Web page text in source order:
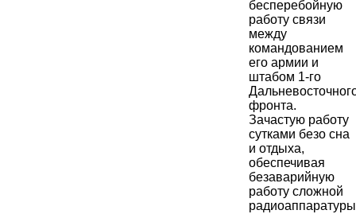
бесперебойную
работу связи
между
командованием
его армии и
штабом 1-го
фронта.
Зачастую работу
сутками безо сна
и отдыха,
обеспечивая
безаварийную
работу сложной